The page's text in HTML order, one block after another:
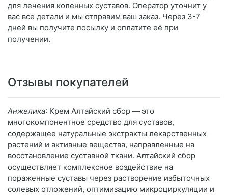
для лечения коленных суставов. Оператор уточнит у
вас все детали и мы отправим ваш заказ. Через 3-7
дней вы получите посылку и оплатите её при
получении.
Отзывы покупателей
Анжелика: Крем Алтайский сбор — это
многокомпонентное средство для суставов,
содержащее натуральные экстракты лекарственных
растений и активные вещества, направленные на
восстановление суставной ткани. Алтайский сбор
осуществляет комплексное воздействие на
пораженные суставы через растворение избыточных
солевых отложений, оптимизацию микроциркуляции и